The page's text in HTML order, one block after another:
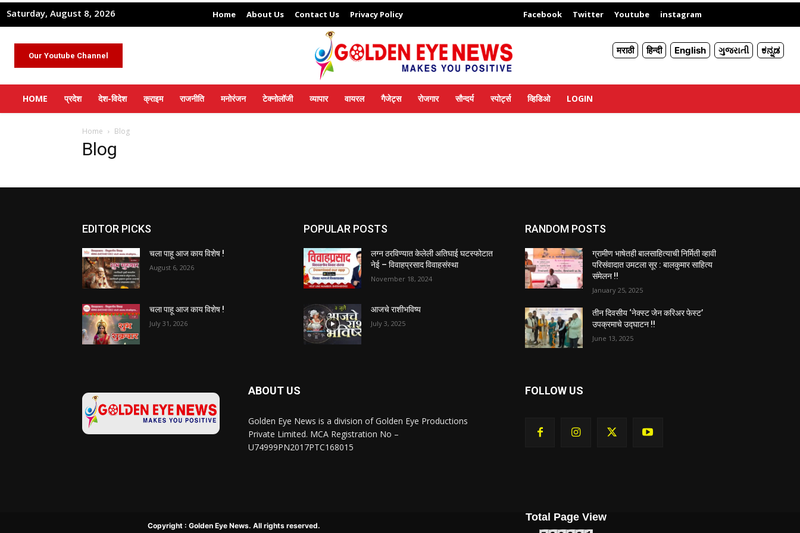
Saturday, August 8, 2026 Home About Us Contact Us Privacy Policy Facebook Twitter Youtube instagram
Our Youtube Channel मराठी हिन्दी English ગુજરાતી ಕನ್ನಡ
HOME प्रदेश देश-विदेश क्राइम राजनीति मनोरंजन टेक्नोलॉजी व्यापार वायरल गैजेट्स रोजगार सौन्दर्य स्पोर्ट्स व्हिडिओ LOGIN
Home Blog
Blog
EDITOR PICKS
चला पाहू आज काय विशेष !
August 6, 2026
चला पाहू आज काय विशेष !
July 31, 2026
POPULAR POSTS
लग्न ठरविण्यात केलेली अतिघाई घटस्फोटात
नेई – विवाहप्रसाद विवाहसंस्था
November 18, 2024
आजचे राशीभविष्य
July 3, 2025
RANDOM POSTS
ग्रामीण भाषेतही बालसाहित्याची निर्मिती व्हावी
परिसंवादात उमटला सूर : बालकुमार साहित्य
संमेलन !!
January 25, 2025
तीन दिवसीय ‌‘नेक्स्ट जेन करिअर फेस्ट‌’
उपक्रमाचे उद्घाटन !!
June 13, 2025
ABOUT US
Golden Eye News is a division of Golden Eye Productions
Private Limited. MCA Registration No –
U74999PN2017PTC168015
FOLLOW US
Copyright : Golden Eye News. All rights reserved.
Total Page View